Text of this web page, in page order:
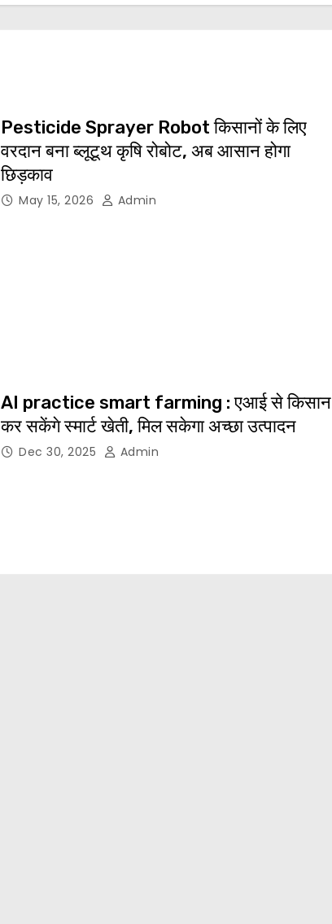
Pesticide Sprayer Robot किसानों के लिए
वरदान बना ब्लूटूथ कृषि रोबोट, अब आसान होगा
छिड़काव
May 15, 2026 Admin
AI practice smart farming : एआई से किसान
कर सकेंगे स्मार्ट खेती, मिल सकेगा अच्छा उत्पादन
Dec 30, 2025 Admin